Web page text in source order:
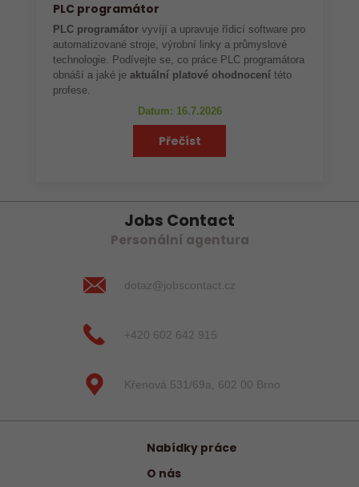
PLC programátor
PLC programátor vyvíjí a upravuje řídicí software pro
automatizované stroje, výrobní linky a průmyslové
technologie. Podívejte se, co práce PLC programátora
obnáší a jaké je aktuální platové ohodnocení této
profese.
Datum: 16.7.2026
Přečíst
Jobs Contact
Personální agentura
dotaz@jobscontact.cz
+420 602 642 915
Křenová 531/69a, 602 00 Brno
Nabídky práce
O nás